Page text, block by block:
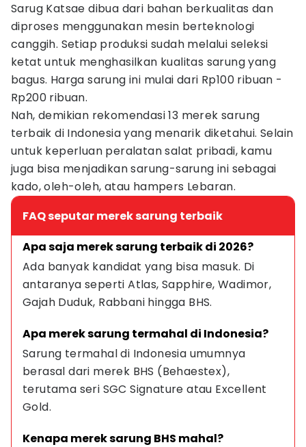
Sarug Katsae dibua dari bahan berkualitas dan
diproses menggunakan mesin berteknologi
canggih. Setiap produksi sudah melalui seleksi
ketat untuk menghasilkan kualitas sarung yang
bagus. Harga sarung ini mulai dari Rp100 ribuan -
Rp200 ribuan.
Nah, demikian rekomendasi 13 merek sarung
terbaik di Indonesia yang menarik diketahui. Selain
untuk keperluan peralatan salat pribadi, kamu
juga bisa menjadikan sarung-sarung ini sebagai
kado, oleh-oleh, atau hampers Lebaran.
FAQ seputar merek sarung terbaik
Apa saja merek sarung terbaik di 2026?
Ada banyak kandidat yang bisa masuk. Di
antaranya seperti Atlas, Sapphire, Wadimor,
Gajah Duduk, Rabbani hingga BHS.
Apa merek sarung termahal di Indonesia?
Sarung termahal di Indonesia umumnya
berasal dari merek BHS (Behaestex),
terutama seri SGC Signature atau Excellent
Gold.
Kenapa merek sarung BHS mahal?